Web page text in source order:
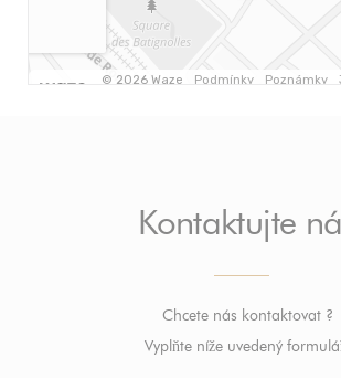
Kontaktujte
Chcete nás kontaktovat ?
Vyplňte níže uvedený